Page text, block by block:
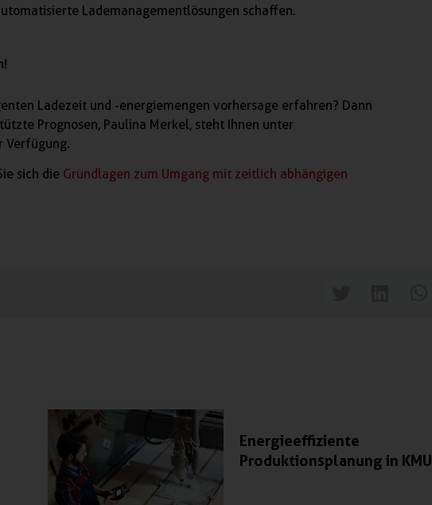
Lademanagementlösungen schaffen.
Ladezeit und -energiemengen vorhersage erfahren? Dann
Prognosen, Paulina Merkel, steht Ihnen unter
Verfügung.
sich die Grundlagen zum Umgang mit zeitlich abhängigen
Energieeffiziente
Produktionsplanung in KMU